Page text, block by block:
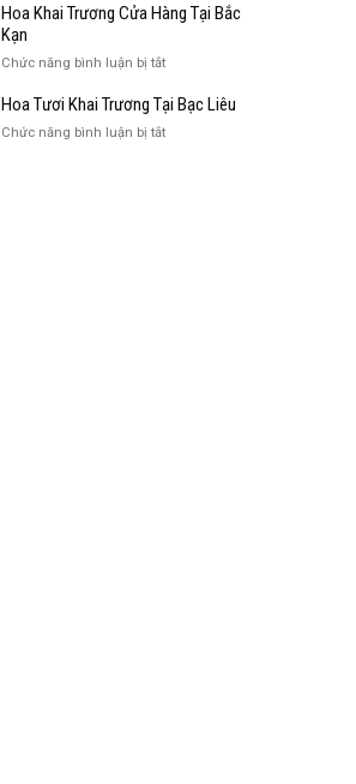
Kạn
Khai
Hàng
Bạc
Liêu
Hoa Khai Trương Cửa Hàng Tại Bắc
Kạn
Chức năng bình luận bị tắtở
Khai
Hoa Tươi Khai Trương Tại Bạc Liêu
Chức năng bình luận bị tắtở